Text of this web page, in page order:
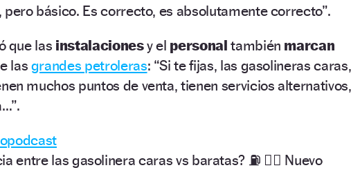
básico. Es correcto, es absolutamente correcto”.
que las instalacionesy el personaltambién marcan
las grandes petroleras: “Si te fijas, las gasolineras caras,
muchos puntos de venta, tienen servicios alternativos,
entre las gasolinera caras vs baratas? ⛽️ 👉🏼 Nuevo